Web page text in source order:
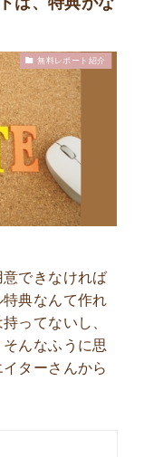
無料レポート紹介
できなければ
典なんて作れ
ってないし、
んなふうに思
ターさんから